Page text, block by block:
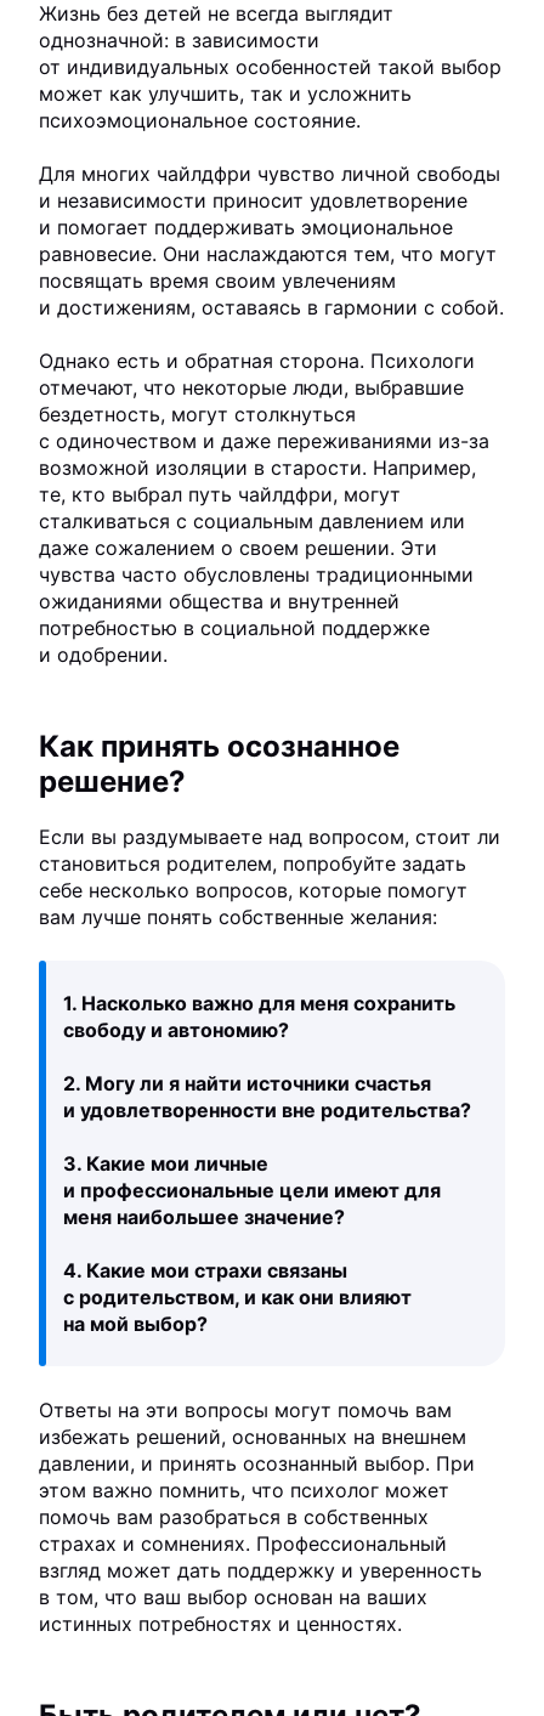
Жизнь без детей не всегда выглядит
однозначной: в зависимости
от индивидуальных особенностей такой выбор
может как улучшить, так и усложнить
психоэмоциональное состояние.
Для многих чайлдфри чувство личной свободы
и независимости приносит удовлетворение
и помогает поддерживать эмоциональное
равновесие. Они наслаждаются тем, что могут
посвящать время своим увлечениям
и достижениям, оставаясь в гармонии с собой.
Однако есть и обратная сторона. Психологи
отмечают, что некоторые люди, выбравшие
бездетность, могут столкнуться
с одиночеством и даже переживаниями из-за
возможной изоляции в старости. Например,
те, кто выбрал путь чайлдфри, могут
сталкиваться с социальным давлением или
даже сожалением о своем решении. Эти
чувства часто обусловлены традиционными
ожиданиями общества и внутренней
потребностью в социальной поддержке
и одобрении.
Как принять осознанное
решение?
Если вы раздумываете над вопросом, стоит ли
становиться родителем, попробуйте задать
себе несколько вопросов, которые помогут
вам лучше понять собственные желания:
1. Насколько важно для меня сохранить
свободу и автономию?
2. Могу ли я найти источники счастья
и удовлетворенности вне родительства?
3. Какие мои личные
и профессиональные цели имеют для
меня наибольшее значение?
4. Какие мои страхи связаны
с родительством, и как они влияют
на мой выбор?
Ответы на эти вопросы могут помочь вам
избежать решений, основанных на внешнем
давлении, и принять осознанный выбор. При
этом важно помнить, что психолог может
помочь вам разобраться в собственных
страхах и сомнениях. Профессиональный
взгляд может дать поддержку и уверенность
в том, что ваш выбор основан на ваших
истинных потребностях и ценностях.